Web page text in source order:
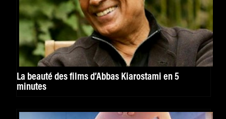
La beauté des films d’Abbas Kiarostami en 5
minutes